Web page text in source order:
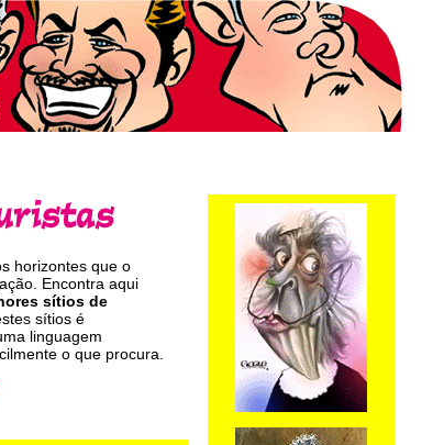
horizontes que o
Encontra aqui
sítios de
sítios é
linguagem
o que procura.